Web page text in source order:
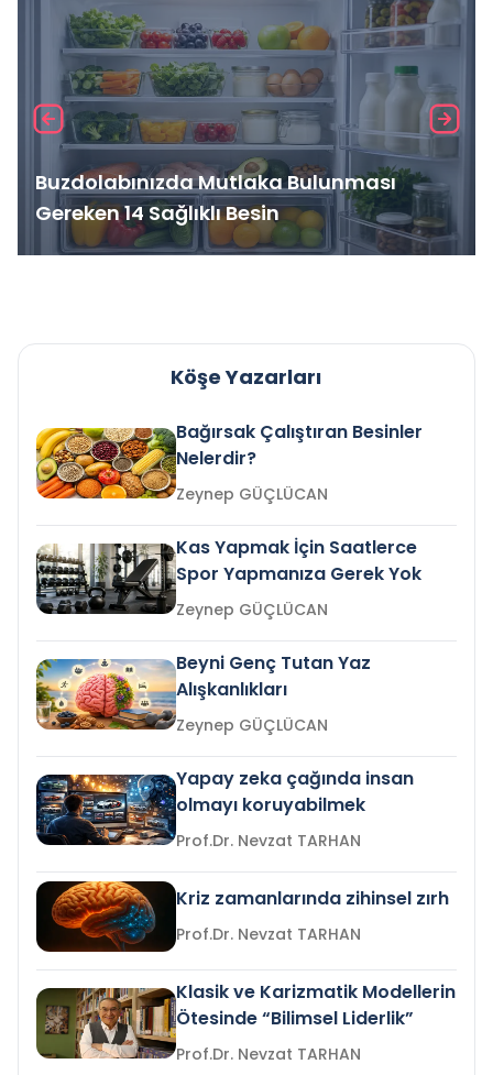
Buzdolabınızda Mutlaka Bulunması
Gereken 14 Sağlıklı Besin
Köşe Yazarları
Bağırsak Çalıştıran Besinler
Nelerdir?
Zeynep GÜÇLÜCAN
Kas Yapmak İçin Saatlerce
Spor Yapmanıza Gerek Yok
Zeynep GÜÇLÜCAN
Beyni Genç Tutan Yaz
Alışkanlıkları
Zeynep GÜÇLÜCAN
Yapay zeka çağında insan
olmayı koruyabilmek
Prof.Dr. Nevzat TARHAN
Kriz zamanlarında zihinsel zırh
Prof.Dr. Nevzat TARHAN
Klasik ve Karizmatik Modellerin
Ötesinde “Bilimsel Liderlik”
Prof.Dr. Nevzat TARHAN